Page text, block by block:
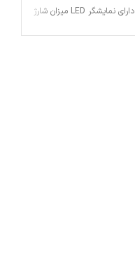
دارای نمایشگر LED میزان شارژ
قوی جهت اتصال به پشت اپل